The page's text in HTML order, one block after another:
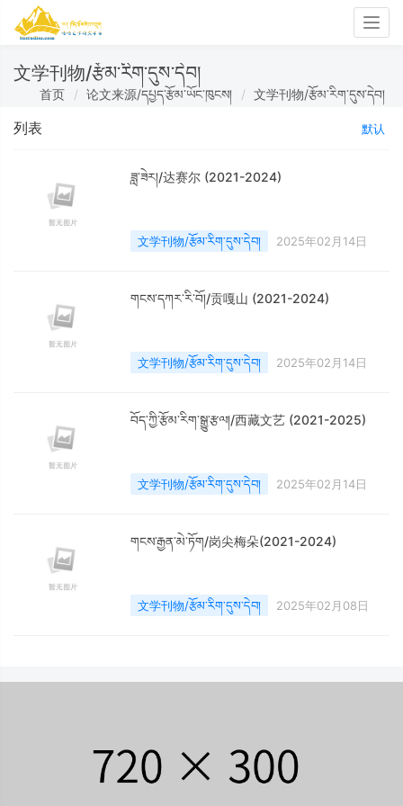
文学刊物/རྩོམ་རིག་དུས་དེབ།
首页 论文来源/དཔྱད་རྩོམ་ཡོང་ཁུངས། 文学刊物/རྩོམ་རིག་དུས་དེབ།
列表 默认
ཟླ་ཟེར།/达赛尔 (2021-2024)
文学刊物/རྩོམ་རིག་དུས་དེབ། 2025年02月14日
གངས་དཀར་རི་བོ།/贡嘎山 (2021-2024)
文学刊物/རྩོམ་རིག་དུས་དེབ། 2025年02月14日
བོད་ཀྱི་རྩོམ་རིག་སྒྱུ་རྩལ།/西藏文艺 (2021-2025)
文学刊物/རྩོམ་རིག་དུས་དེབ། 2025年02月14日
གངས་རྒྱན་མེ་ཏོག/岗尖梅朵(2021-2024)
文学刊物/རྩོམ་རིག་དུས་དེབ། 2025年02月08日